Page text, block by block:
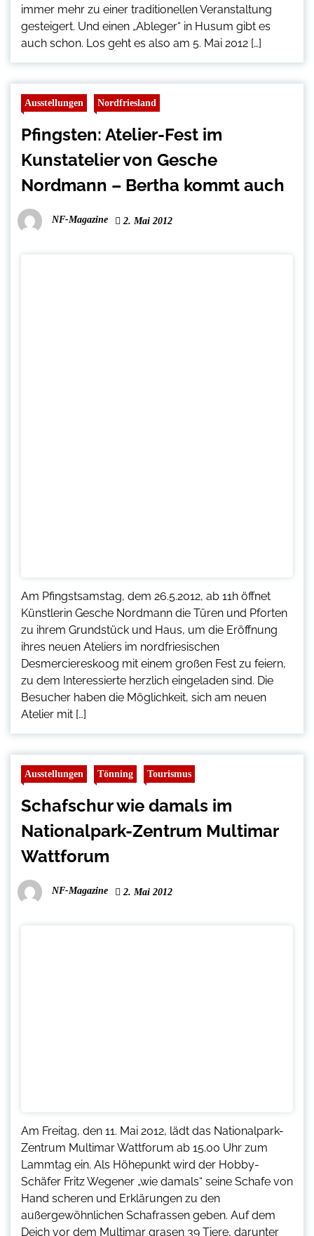
immer mehr zu einer traditionellen Veranstaltung
gesteigert. Und einen „Ableger“ in Husum gibt es
auch schon. Los geht es also am 5. Mai 2012 […]
Ausstellungen Nordfriesland
Pfingsten: Atelier-Fest im
Kunstatelier von Gesche
Nordmann – Bertha kommt auch
NF-Magazine 2. Mai 2012
Am Pfingstsamstag, dem 26.5.2012, ab 11h öffnet
Künstlerin Gesche Nordmann die Türen und Pforten
zu ihrem Grundstück und Haus, um die Eröffnung
ihres neuen Ateliers im nordfriesischen
Desmerciereskoog mit einem großen Fest zu feiern,
zu dem Interessierte herzlich eingeladen sind. Die
Besucher haben die Möglichkeit, sich am neuen
Atelier mit […]
Ausstellungen Tönning Tourismus
Schafschur wie damals im
Nationalpark-Zentrum Multimar
Wattforum
NF-Magazine 2. Mai 2012
Am Freitag, den 11. Mai 2012, lädt das Nationalpark-
Zentrum Multimar Wattforum ab 15.00 Uhr zum
Lammtag ein. Als Höhepunkt wird der Hobby-
Schäfer Fritz Wegener „wie damals“ seine Schafe von
Hand scheren und Erklärungen zu den
außergewöhnlichen Schafrassen geben. Auf dem
Deich vor dem Multimar grasen 39 Tiere, darunter